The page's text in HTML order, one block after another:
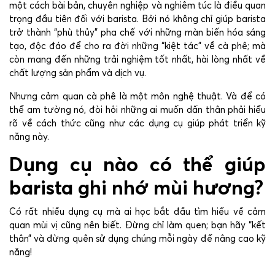
một cách bài bản, chuyên nghiệp và nghiêm túc là điều quan
trọng đầu tiên đối với barista. Bởi nó không chỉ giúp barista
trở thành “phù thủy” pha chế với những màn biến hóa sáng
tạo, độc đáo để cho ra đời những “kiệt tác” về cà phê; mà
còn mang đến những trải nghiệm tốt nhất, hài lòng nhất về
chất lượng sản phẩm và dịch vụ.
Nhưng cảm quan cà phê là một môn nghệ thuật. Và để có
thể am tường nó, đòi hỏi những ai muốn dấn thân phải hiểu
rõ về cách thức cũng như các dụng cụ giúp phát triển kỹ
năng này.
Dụng cụ nào có thể giúp
barista ghi nhớ mùi hương?
Có rất nhiều dụng cụ mà ai học bắt đầu tìm hiểu về cảm
quan mùi vị cũng nên biết. Đừng chỉ làm quen; bạn hãy “kết
thân” và đừng quên sử dụng chúng mỗi ngày để nâng cao kỹ
năng!